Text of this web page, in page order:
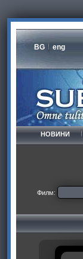
BG eng
НОВИНИ
Филм: